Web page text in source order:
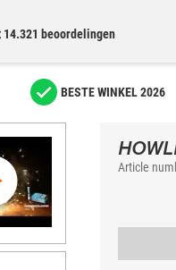
14.321 beoordelingen
BESTE WINKEL 2026
Article